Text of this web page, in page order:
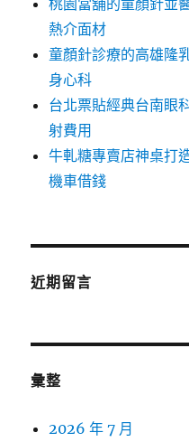
桃園當舖的童顏針並
熱介面材
童顏針診療的高雄隆
身心科
台北票貼經典台南眼
射費用
牛軋糖專賣店神桌打
機車借錢
近期留言
彙整
2026 年 7 月